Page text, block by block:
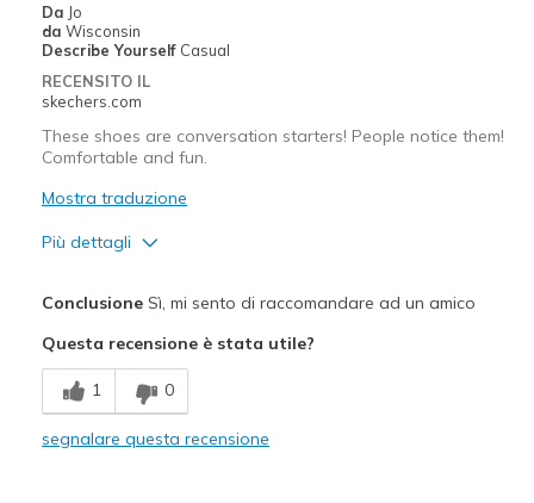
Sizing
View On Shoes
Shoes are for Wearing
Da Jo
da Wisconsin
Describe Yourself Casual
RECENSITO IL
skechers.com
These shoes are conversation starters! People notice them!
Comfortable and fun.
Mostra traduzione
Più dettagli
Breathe Well
Comfortable
ConclusioneSì, mi sento di raccomandare ad un amico
Questa recensione è stata utile?
1 0
segnalare questa recensione